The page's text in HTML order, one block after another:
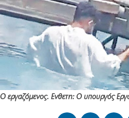
Ο εργαζόμενος. Ενθετη: Ο υπουργός